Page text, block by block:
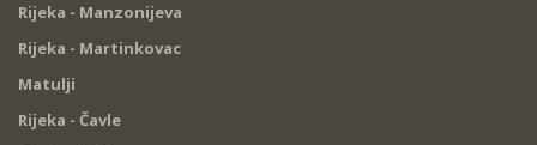
Rijeka - Manzonijeva
Rijeka - Martinkovac
Matulji
Rijeka - Čavle